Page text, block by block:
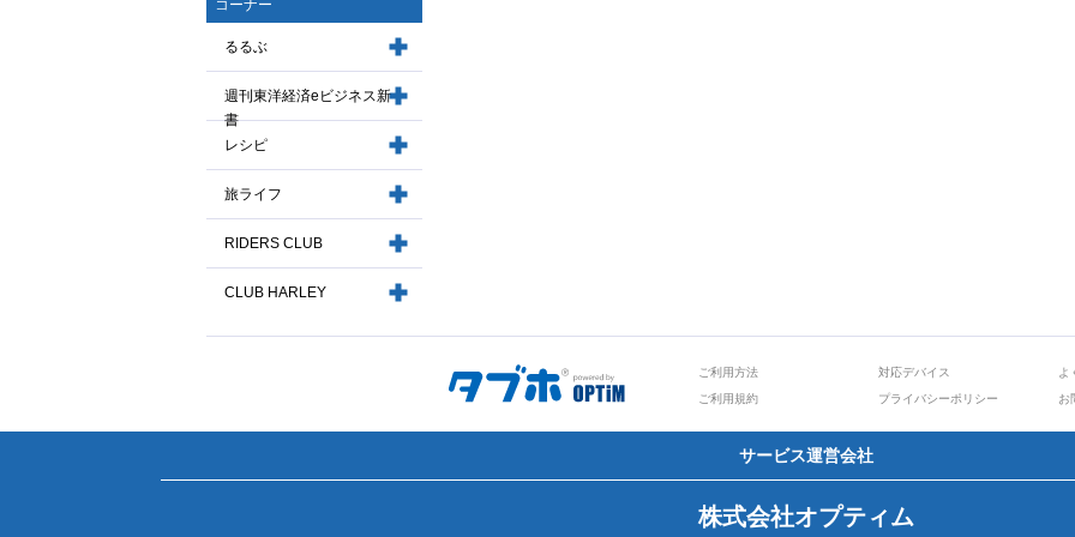
コーナー
るるぶ
週刊東洋経済eビジネス新
書
レシピ
旅ライフ
RIDERS CLUB
CLUB HARLEY
ご利用方法 対応デバイス
よ
ご利用規約
プライバシーポリシー お
サービス運営会社
株式会社オプティム